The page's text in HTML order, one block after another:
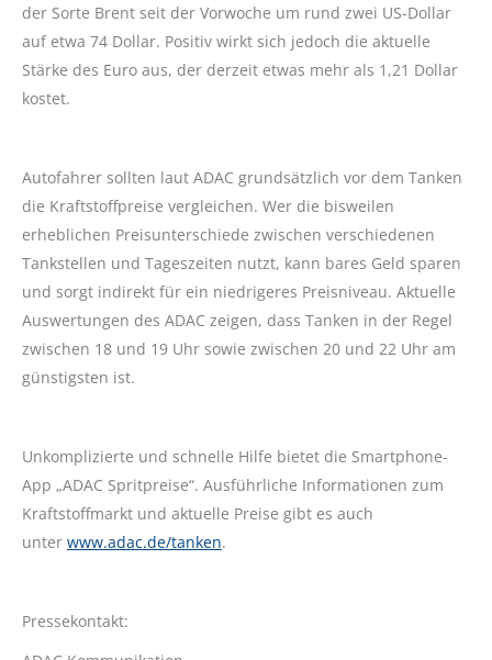
der Sorte Brent seit der Vorwoche um rund zwei US-Dollar
auf etwa 74 Dollar. Positiv wirkt sich jedoch die aktuelle
Stärke des Euro aus, der derzeit etwas mehr als 1,21 Dollar
kostet.
Autofahrer sollten laut ADAC grundsätzlich vor dem Tanken
die Kraftstoffpreise vergleichen. Wer die bisweilen
erheblichen Preisunterschiede zwischen verschiedenen
Tankstellen und Tageszeiten nutzt, kann bares Geld sparen
und sorgt indirekt für ein niedrigeres Preisniveau. Aktuelle
Auswertungen des ADAC zeigen, dass Tanken in der Regel
zwischen 18 und 19 Uhr sowie zwischen 20 und 22 Uhr am
günstigsten ist.
Unkomplizierte und schnelle Hilfe bietet die Smartphone-
App „ADAC Spritpreise“. Ausführliche Informationen zum
Kraftstoffmarkt und aktuelle Preise gibt es auch
unter www.adac.de/tanken.
Pressekontakt: